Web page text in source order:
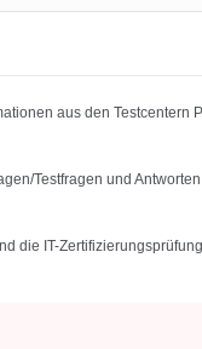
aus den Testcentern
Testfragen und
die IT-